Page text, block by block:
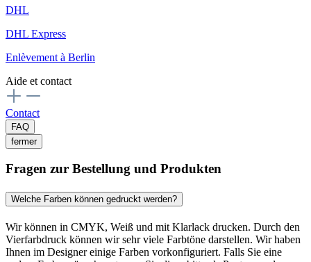
DHL
DHL Express
Enlèvement à Berlin
Aide et contact
Contact
FAQ
fermer
Fragen zur Bestellung und Produkten
Welche Farben können gedruckt werden?
Wir können in CMYK, Weiß und mit Klarlack drucken. Durch den
Vierfarbdruck können wir sehr viele Farbtöne darstellen. Wir haben
Ihnen im Designer einige Farben vorkonfiguriert. Falls Sie eine